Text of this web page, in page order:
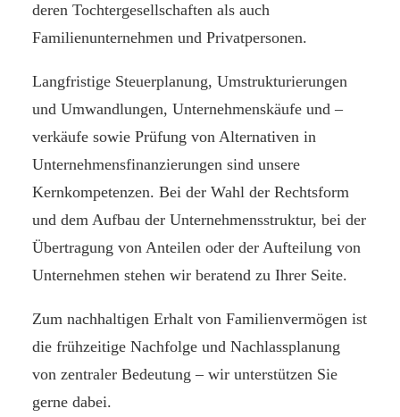
deren Tochtergesellschaften als auch
Familienunternehmen und Privatpersonen.
Langfristige Steuerplanung, Umstrukturierungen
und Umwandlungen, Unternehmenskäufe und –
verkäufe sowie Prüfung von Alternativen in
Unternehmensfinanzierungen sind unsere
Kernkompetenzen. Bei der Wahl der Rechtsform
und dem Aufbau der Unternehmensstruktur, bei der
Übertragung von Anteilen oder der Aufteilung von
Unternehmen stehen wir beratend zu Ihrer Seite.
Zum nachhaltigen Erhalt von Familienvermögen ist
die frühzeitige Nachfolge und Nachlassplanung
von zentraler Bedeutung – wir unterstützen Sie
gerne dabei.